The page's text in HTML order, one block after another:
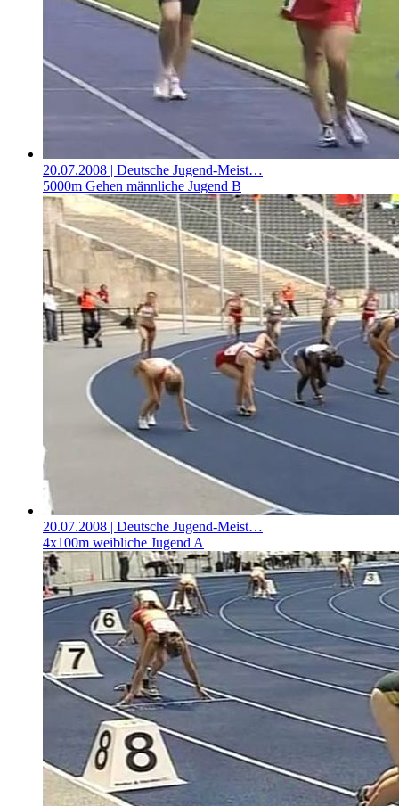
20.07.2008 | Deutsche Jugend-Meist…
5000m Gehen männliche Jugend B
20.07.2008 | Deutsche Jugend-Meist…
4x100m weibliche Jugend A